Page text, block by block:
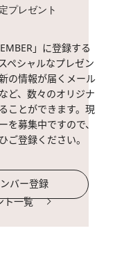
プレゼント
」に登録する
ペシャルなプレゼン
の情報が届くメール
ど、数々のオリジナ
ことができます。現
を募集中ですので、
ご登録ください。
バー登録
ト一覧